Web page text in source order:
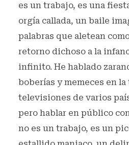
es un trabajo, es una
orgía callada, un baile
palabras que aletean
retorno dichoso a la
infinito. He hablado
boberías y memeces en
televisiones de varios
pero hablar en público
no es un trabajo, es un